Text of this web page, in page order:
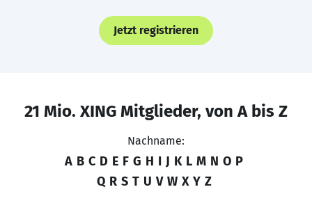
Jetzt registrieren
21 Mio. XING Mitglieder, von A bis Z
Nachname:
A B C D E F G H I J K L M N O P
Q R S T U V W X Y Z